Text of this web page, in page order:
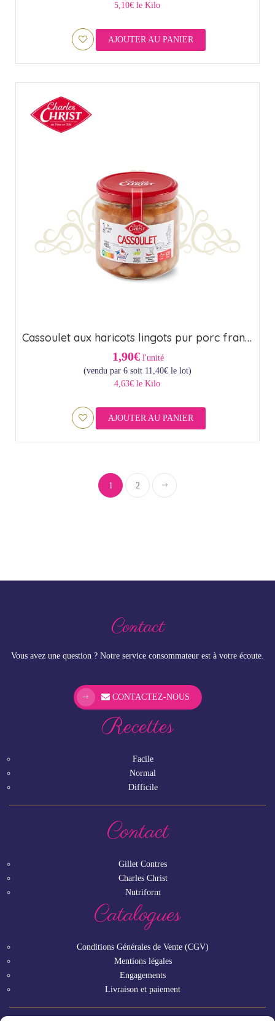
5,10€ le Kilo
AJOUTER AU PANIER
Cassoulet aux haricots lingots pur porc français – Origine France (44,6cl)
1,90€ l'unité
(vendu par 6 soit 11,40€ le lot)
4,63€ le Kilo
AJOUTER AU PANIER
1 2
Contact
Vous avez une question ? Notre service consommateur est à votre écoute.
CONTACTEZ-NOUS
Recettes
Facile
Normal
Difficile
Contact
Gillet Contres
Charles Christ
Nutriform
Catalogues
Conditions Générales de Vente (CGV)
Mentions légales
Engagements
Livraison et paiement